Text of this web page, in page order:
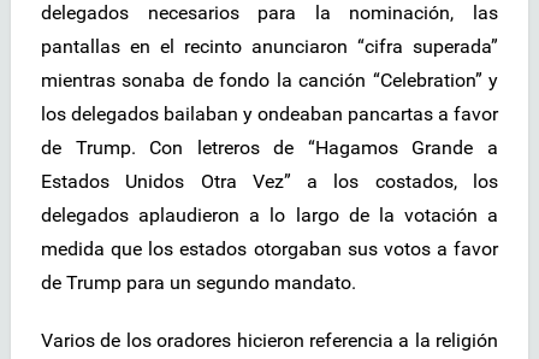
delegados necesarios para la nominación, las
pantallas en el recinto anunciaron “cifra superada”
mientras sonaba de fondo la canción “Celebration” y
los delegados bailaban y ondeaban pancartas a favor
de Trump. Con letreros de “Hagamos Grande a
Estados Unidos Otra Vez” a los costados, los
delegados aplaudieron a lo largo de la votación a
medida que los estados otorgaban sus votos a favor
de Trump para un segundo mandato.
Varios de los oradores hicieron referencia a la religión